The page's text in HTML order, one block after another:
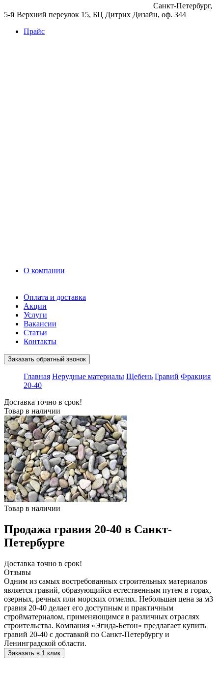
Санкт-Петербург,
5-й Верхний переулок 15, БЦ Дитрих Дизайн, оф. 344
Прайс
О компании
Оплата и доставка
Акции
Услуги
Вакансии
Статьи
Контакты
Заказать обратный звонок
Главная Нерудные материалы Щебень Гравий Фракция
20-40
Доставка точно в срок!
Товар в наличии
Товар в наличии
Продажа гравия 20-40 в Санкт-
Петербурге
Доставка точно в срок!
Отзывы
Одним из самых востребованных строительных материалов
является гравий, образующийся естественным путем в горах,
озерных, речных или морских отмелях. Небольшая цена за м3
гравия 20-40 делает его доступным и практичным
стройматериалом, применяющимся в различных отраслях
строительства. Компания «Эгида-Бетон» предлагает купить
гравий 20-40 с доставкой по Санкт-Петербургу и
Ленинградской области.
Заказать в 1 клик